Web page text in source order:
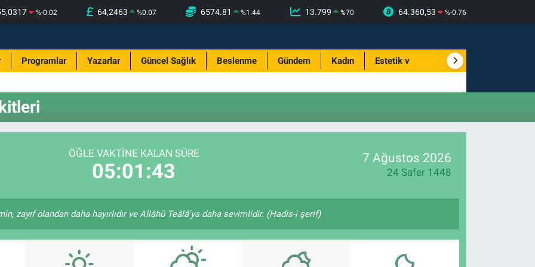
%-0.02 64,2463 %0.07 6574.81 %1.44 13.799 %70 64.360,53 %-0.76
Programlar Yazarlar Güncel Sağlık Beslenme Gündem Kadın Estetik ve Güzellik
ÖĞLE VAKTINE KALAN SÜRE
05:01:43
7 Ağustos 2026
24 Safer 1448
zayıf olandan daha hayırlıdır ve Allâhü Teâlâ'ya daha sevimlidir. (Hadis-i şerif)